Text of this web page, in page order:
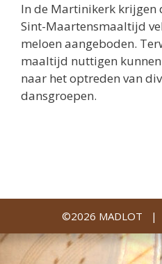
In de Martinikerk krijgen
Sint-Maartensmaaltijd
meloen aangeboden.
maaltijd nuttigen
naar het optreden van
dansgroepen.
©2026 MADLOT |